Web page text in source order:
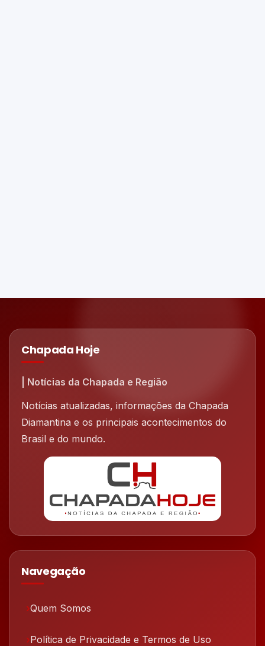
Chapada Hoje
| Notícias da Chapada e Região
Notícias atualizadas, informações da Chapada
Diamantina e os principais acontecimentos do
Brasil e do mundo.
Navegação
Quem Somos
Política de Privacidade e Termos de Uso